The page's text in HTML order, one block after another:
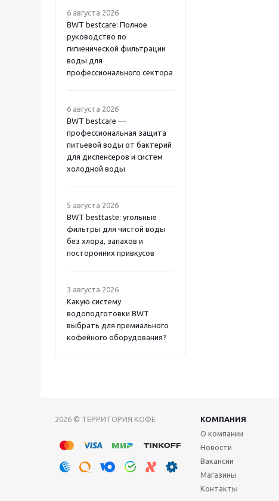
6 августа 2026
BWT bestcare: Полное
руководство по
гигиенической фильтрации
воды для
профессионального сектора
6 августа 2026
BWT bestcare —
профессиональная защита
питьевой воды от бактерий
для диспенсеров и систем
холодной воды
5 августа 2026
BWT besttaste: угольные
фильтры для чистой воды
без хлора, запахов и
посторонних привкусов
3 августа 2026
Какую систему
водоподготовки BWT
выбрать для премиального
кофейного оборудования?
2026 © ТЕРРИТОРИЯ КОФЕ КОМПАНИЯ
О компании
Новости
Вакансии
Магазины
Контакты